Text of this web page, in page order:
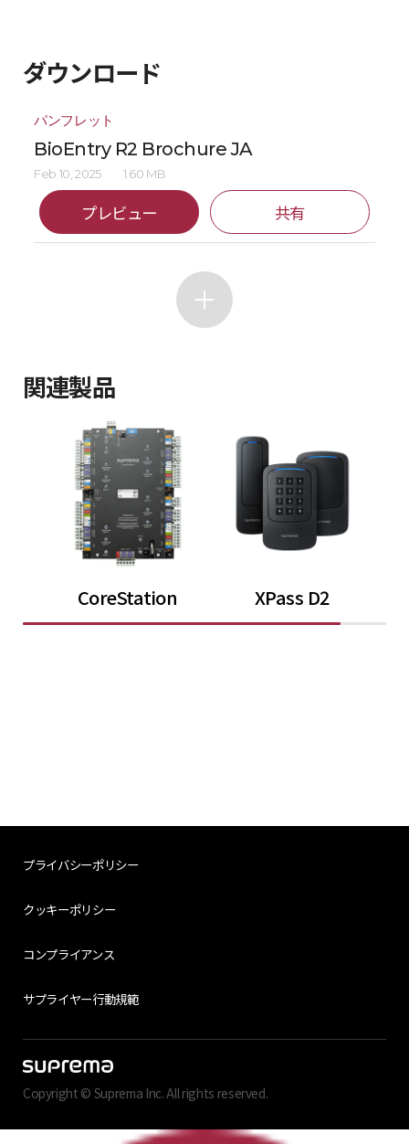
ダウンロード
パンフレット
BioEntry R2 Brochure JA
Feb 10, 2025 1.60 MB
プレビュー 共有
関連製品
CoreStation XPass D2
プライバシーポリシー
クッキーポリシー
コンプライアンス
サプライヤー行動規範
Copyright © Suprema Inc. All rights reserved.